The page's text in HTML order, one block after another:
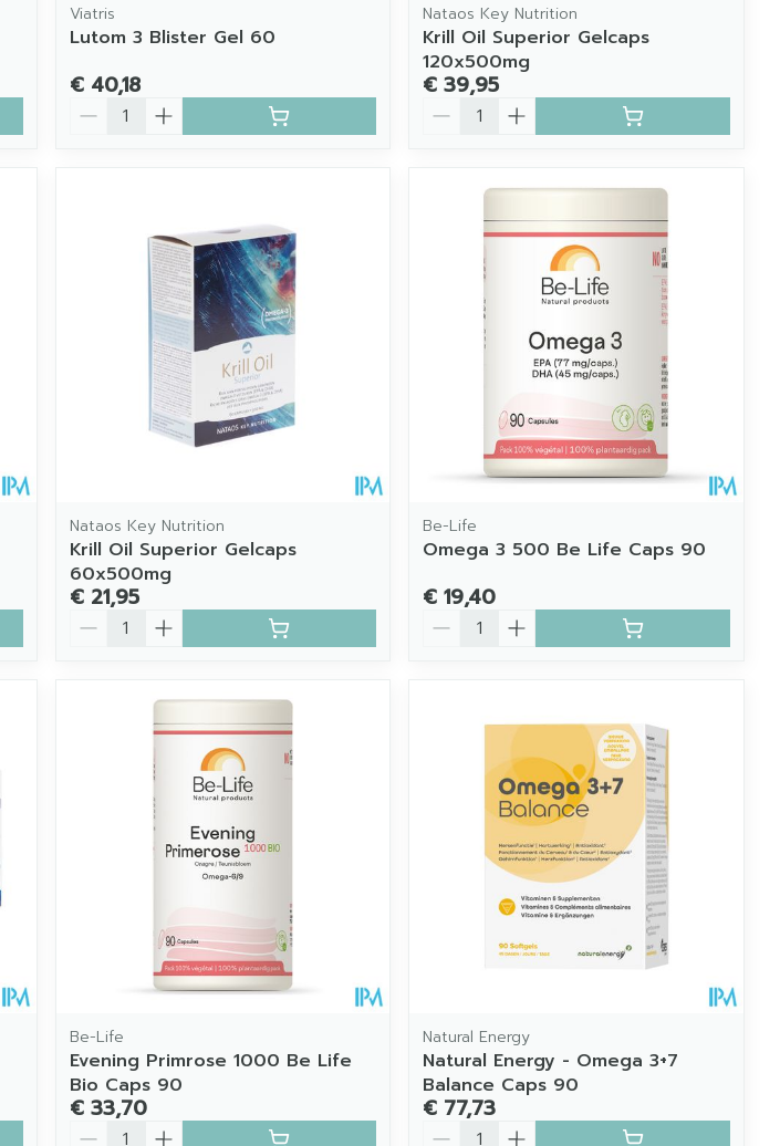
Viatris
Lutom 3 Blister Gel 60
€ 40,18
Aantal
Nataos Key Nutrition
Krill Oil Superior Gelcaps
120x500mg
€ 39,95
Aantal
Nataos Key Nutrition
Krill Oil Superior Gelcaps
60x500mg
€ 21,95
Aantal
Be-Life
Omega 3 500 Be Life Caps 90
€ 19,40
Aantal
Be-Life
Evening Primrose 1000 Be Life
Bio Caps 90
€ 33,70
Aantal
Natural Energy
Natural Energy - Omega 3+7
Balance Caps 90
€ 77,73
Aantal